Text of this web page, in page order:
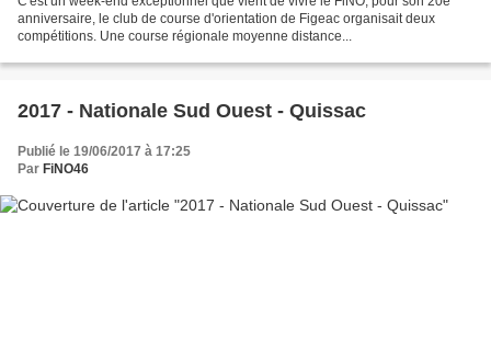
anniversaire, le club de course d'orientation de Figeac organisait deux
compétitions. Une course régionale moyenne distance...
2017 - Nationale Sud Ouest - Quissac
Publié le 19/06/2017 à 17:25
Par FiNO46